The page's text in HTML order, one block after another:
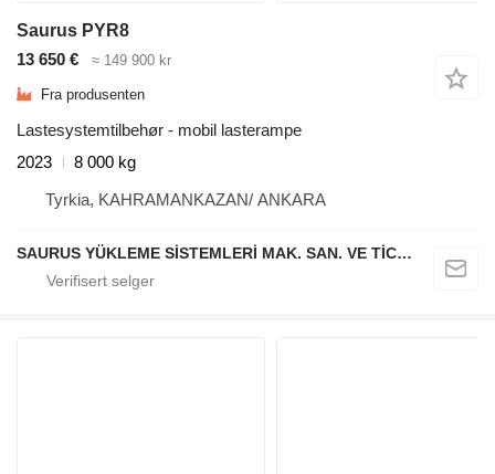
Saurus PYR8
13 650 €
≈ 149 900 kr
Fra produsenten
Lastesystemtilbehør - mobil lasterampe
2023
8 000 kg
Tyrkia, KAHRAMANKAZAN/ ANKARA
SAURUS YÜKLEME SİSTEMLERİ MAK. SAN. VE TİC. LTD. ŞTİ.